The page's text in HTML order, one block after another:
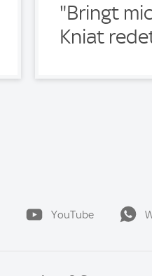
"Bringt
Kniat
YouTube